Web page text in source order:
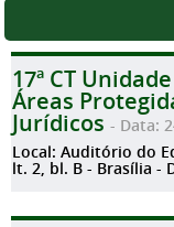
17ª CT
Áreas
Jurídicos - Data:
Local: Auditório do
lt. 2, bl. B - Brasília -